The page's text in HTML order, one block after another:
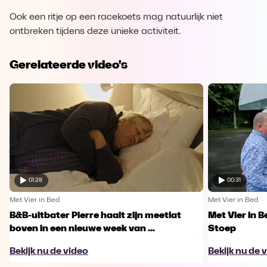
Ook een ritje op een racekoets mag natuurlijk niet
ontbreken tijdens deze unieke activiteit.
Gerelateerde video's
01:28
Met Vier in Bed
B&B-uitbater Pierre haalt zijn meetlat
boven in een nieuwe week van ...
Bekijk nu de video
00:31
Met Vier in Bed
Met Vier in
Stoep
Bekijk nu de